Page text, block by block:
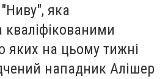
яка
яких на цьому тижні
нападник Алішер